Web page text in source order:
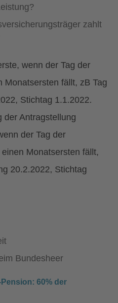
zahlt
wenn der Tag der
Monatsersten fällt, zB Tag
Stichtag 1.1.2022.
der Antragstellung
der Tag der
Monatsersten fällt,
20.2.2022, Stichtag
Bundesheer
60% der